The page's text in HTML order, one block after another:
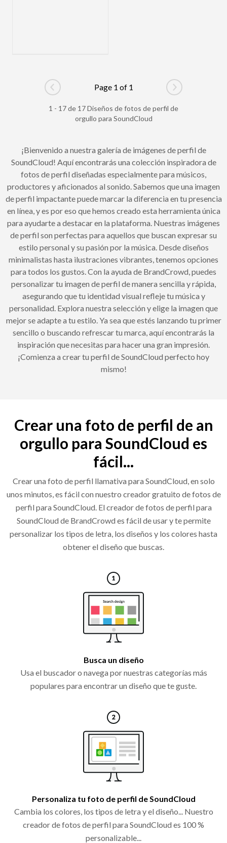
Go to previous page
Page 1 of 1
Go to next
1 - 17 de 17 Diseños de fotos de perfil de
orgullo para SoundCloud
¡Bienvenido a nuestra galería de imágenes de perfil de
SoundCloud! Aquí encontrarás una colección inspiradora de
fotos de perfil diseñadas especialmente para músicos,
productores y aficionados al sonido. Sabemos que una imagen
de perfil impactante puede marcar la diferencia en tu presencia
en línea, y es por eso que hemos creado esta herramienta única
para ayudarte a destacar en la plataforma. Nuestras imágenes
de perfil son perfectas para aquellos que buscan expresar su
estilo personal y su pasión por la música. Desde diseños
minimalistas hasta ilustraciones vibrantes, tenemos opciones
para todos los gustos. Con la ayuda de BrandCrowd, puedes
personalizar tu imagen de perfil de manera sencilla y rápida,
asegurando que tu identidad visual refleje tu música y
personalidad. Explora nuestra selección y elige la imagen que
mejor se adapte a tu estilo. Ya sea que estés lanzando tu primer
sencillo o buscando refrescar tu marca, aquí encontrarás la
inspiración que necesitas para hacer una gran impresión.
¡Comienza a crear tu perfil de SoundCloud perfecto hoy
mismo!
Crear una foto de perfil de an
orgullo para SoundCloud es
fácil...
Crear una foto de perfil llamativa para SoundCloud, en solo
unos minutos, es fácil con nuestro creador gratuito de fotos de
perfil para SoundCloud. El creador de fotos de perfil para
SoundCloud de BrandCrowd es fácil de usar y te permite
personalizar los tipos de letra, los diseños y los colores hasta
obtener el diseño que buscas.
Busca un diseño
Usa el buscador o navega por nuestras categorías más
populares para encontrar un diseño que te guste.
Personaliza tu foto de perfil de SoundCloud
Cambia los colores, los tipos de letra y el diseño... Nuestro
creador de fotos de perfil para SoundCloud es 100 %
personalizable...